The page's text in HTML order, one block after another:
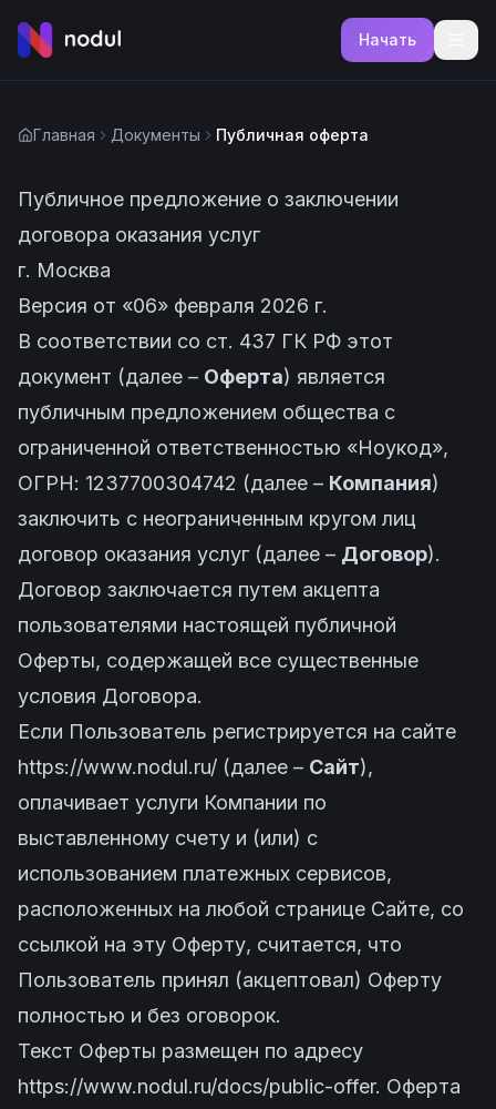
Начать
Главная Документы Публичная оферта
Публичное предложение о заключении
договора оказания услуг
г. Москва
Версия от «06» февраля 2026 г.
В соответствии со ст. 437 ГК РФ этот
документ (далее – Оферта) является
публичным предложением общества с
ограниченной ответственностью «Ноукод»,
ОГРН: 1237700304742 (далее – Компания)
заключить с неограниченным кругом лиц
договор оказания услуг (далее – Договор).
Договор заключается путем акцепта
пользователями настоящей публичной
Оферты, содержащей все существенные
условия Договора.
Если Пользователь регистрируется на сайте
https://www.nodul.ru/ (далее – Сайт),
оплачивает услуги Компании по
выставленному счету и (или) с
использованием платежных сервисов,
расположенных на любой странице Сайте, со
ссылкой на эту Оферту, считается, что
Пользователь принял (акцептовал) Оферту
полностью и без оговорок.
Текст Оферты размещен по адресу
https://www.nodul.ru/docs/public-offer. Оферта